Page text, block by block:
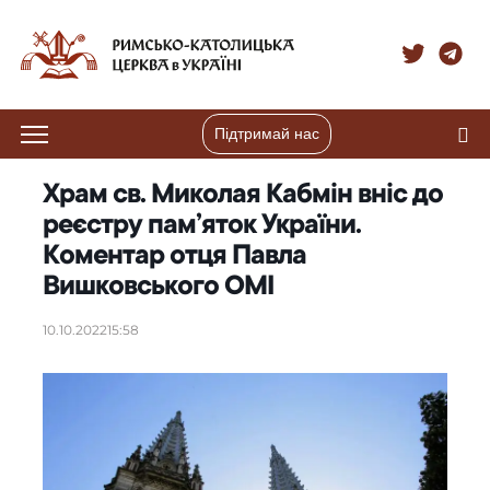
Підтримай нас
Храм св. Миколая Кабмін вніс до
реєстру пам’яток України.
Коментар отця Павла
Вишковського ОМІ
10.10.202215:58